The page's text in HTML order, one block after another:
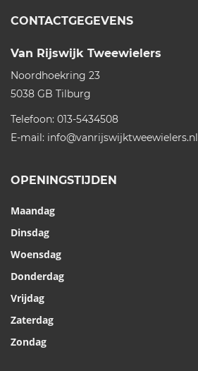
CONTACTGEGEVENS
Van Rijswijk Tweewielers
Noordhoekring 23
5038 GB Tilburg
Telefoon: 013-5434508
E-mail: info@vanrijswijktweewielers.nl
OPENINGSTIJDEN
Maandag
Dinsdag
Woensdag
Donderdag
Vrijdag
Zaterdag
Zondag